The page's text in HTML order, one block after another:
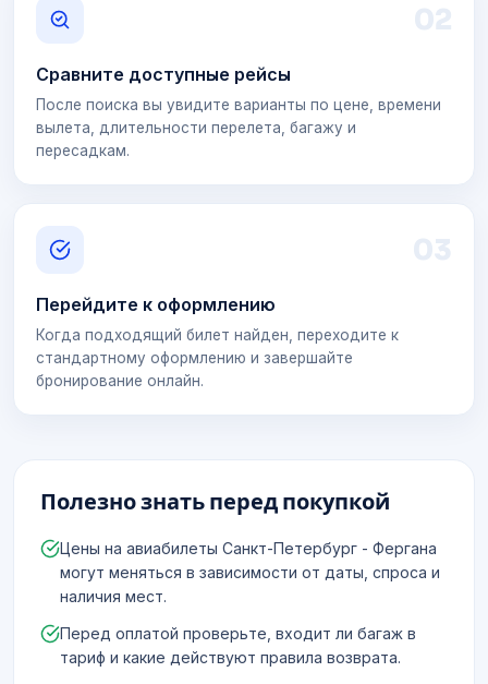
02
Сравните доступные рейсы
После поиска вы увидите варианты по цене, времени
вылета, длительности перелета, багажу и
пересадкам.
03
Перейдите к оформлению
Когда подходящий билет найден, переходите к
стандартному оформлению и завершайте
бронирование онлайн.
Полезно знать перед покупкой
Цены на авиабилеты Санкт-Петербург - Фергана
могут меняться в зависимости от даты, спроса и
наличия мест.
Перед оплатой проверьте, входит ли багаж в
тариф и какие действуют правила возврата.